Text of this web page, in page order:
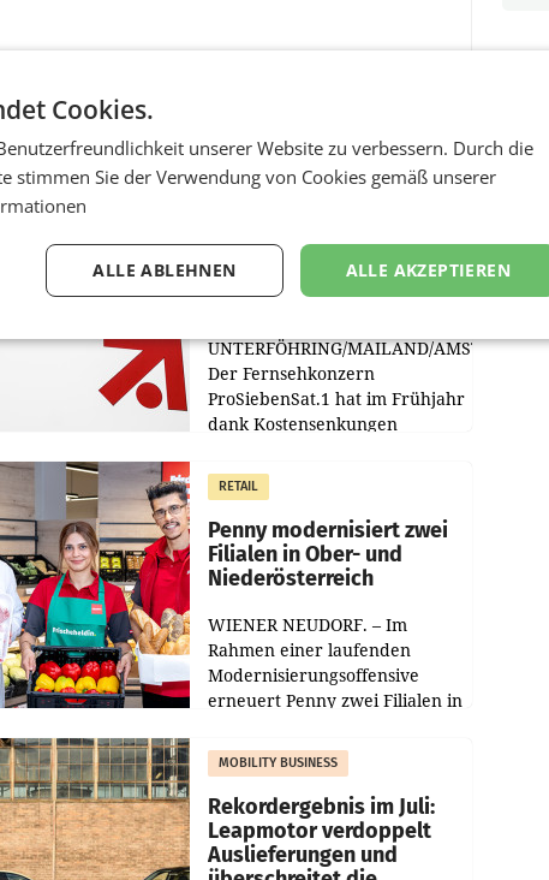
ProSiebenSat.1 spart und
macht überraschend viel
Gewinn
UNTERFÖHRING/MAILAND/AMSTERDAM.
Der Fernsehkonzern
ProSiebenSat.1 hat im Frühjahr
dank Kostensenkungen
gemacht und die
Markterwartung deutlich
übertroffen.
RETAIL
Penny modernisiert zwei
Filialen in Ober- und
Niederösterreich
WIENER NEUDORF. – Im
Rahmen einer laufenden
Modernisierungsoffensive
erneuert Penny zwei Filialen in
Die beiden Standorte liegen in
Haag sowie im rund
MOBILITY BUSINESS
Rekordergebnis im Juli:
Leapmotor verdoppelt
Auslieferungen und
Cookies.
unserer Website zu verbessern. Durch die
stimmen Sie der Verwendung von Cookies gemäß unserer
ALLE AKZEPTIEREN
ALLE ABLEHNEN